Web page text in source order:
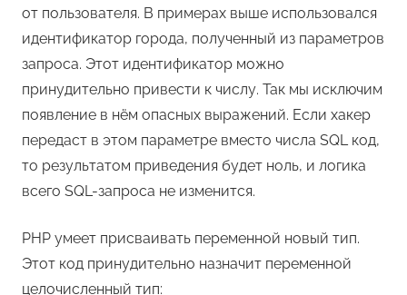
от пользователя. В примерах выше использовался
идентификатор города, полученный из параметров
запроса. Этот идентификатор можно
принудительно привести к числу. Так мы исключим
появление в нём опасных выражений. Если хакер
передаст в этом параметре вместо числа SQL код,
то результатом приведения будет ноль, и логика
всего SQL-запроса не изменится.
PHP умеет присваивать переменной новый тип.
Этот код принудительно назначит переменной
целочисленный тип: